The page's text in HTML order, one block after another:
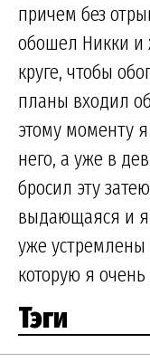
причем без
обошел Никки
круге, чтобы
планы входил
этому моменту
него, а уже в
бросил эту
выдающаяся и я
уже устремлены
которую я
Тэги